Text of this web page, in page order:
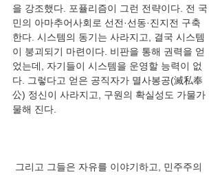
을 강조했다. 포퓰리즘이 그런 전략이다. 전 국
민의 아마추어사회로 선전·선동·진지전 구축
한다. 시스템의 동기는 사라지고, 결국 시스템
이 붕괴되기 마련이다. 비판을 통해 권력을 얻
었는데, 자기들이 시스템을 운영할 능력이 없
다. 그렇다고 얻은 공직자가 멸사봉공(滅私奉
公) 정신이 사라지고, 구원의 확실성도 가물가